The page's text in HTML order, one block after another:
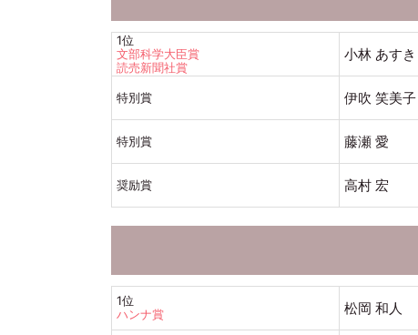
1位
文部科学大臣賞
読売新聞社賞
小林 あすき
特別賞 伊吹 笑美子
特別賞 藤瀬 愛
奨励賞 高村 宏
1位
ハンナ賞
松岡 和人